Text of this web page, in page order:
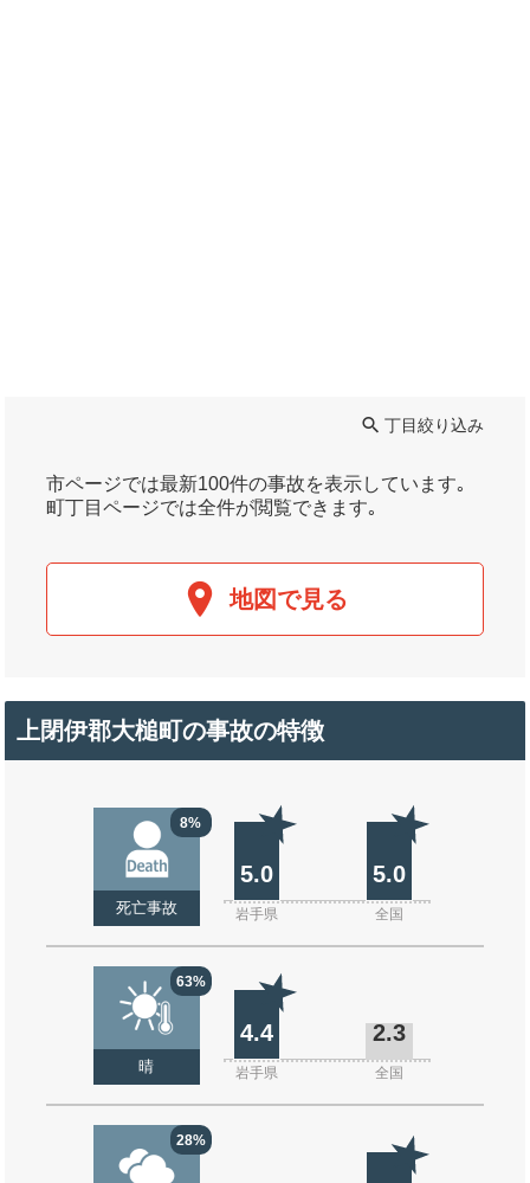
丁目絞り込み
市ページでは最新100件の事故を表示しています｡
町丁目ページでは全件が閲覧できます｡
地図で見る
上閉伊郡大槌町の事故の特徴
8%
死亡事故
5.0 5.0
岩手県 全国
63%
晴
4.4 2.3
岩手県 全国
28%